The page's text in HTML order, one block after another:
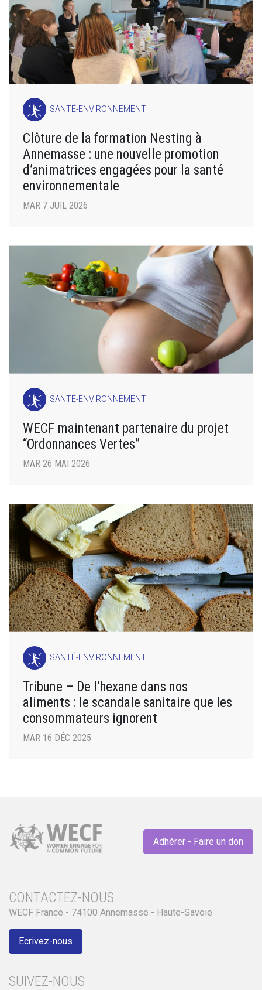
SANTÉ-ENVIRONNEMENT
Clôture de la formation Nesting à
Annemasse : une nouvelle promotion
d’animatrices engagées pour la santé
environnementale
MAR 7 JUIL 2026
SANTÉ-ENVIRONNEMENT
WECF maintenant partenaire du projet
“Ordonnances Vertes”
MAR 26 MAI 2026
SANTÉ-ENVIRONNEMENT
Tribune – De l’hexane dans nos
aliments : le scandale sanitaire que les
consommateurs ignorent
MAR 16 DÉC 2025
Adhérer - Faire un don
CONTACTEZ-NOUS
WECF France - 74100 Annemasse - Haute-Savoie
Ecrivez-nous
SUIVEZ-NOUS